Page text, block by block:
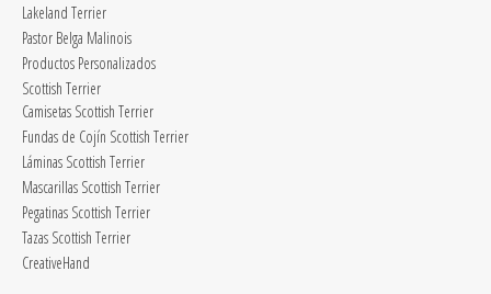
Lakeland Terrier
Pastor Belga Malinois
Productos Personalizados
Scottish Terrier
Camisetas Scottish Terrier
Fundas de Cojín Scottish Terrier
Láminas Scottish Terrier
Mascarillas Scottish Terrier
Pegatinas Scottish Terrier
Tazas Scottish Terrier
CreativeHand